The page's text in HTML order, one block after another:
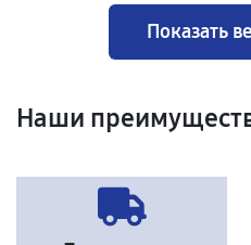
Показать
Наши